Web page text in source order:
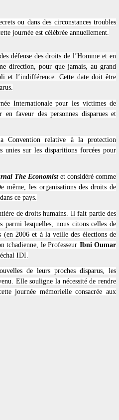
ou dans des circonstances troubles
journée est célébrée annuellement.
défense des droits de l’Homme et en
direction, pour que jamais, au grand
et l’indifférence. Cette date doit être
Internationale pour les victimes de
faveur des personnes disparues et
Convention relative à la protection
unies sur les disparitions forcées pour
The Economistet considéré comme
même, les organisations des droits de
ce pays.
de droits humains. Il fait partie des
parmi lesquelles, nous citons celles de
(en 2006 et à la veille des élections de
tchadienne, le Professeur Ibni Oumar
IDI.
de leurs proches disparus, les
Elle souligne la nécessité de rendre
journée mémorielle consacrée aux